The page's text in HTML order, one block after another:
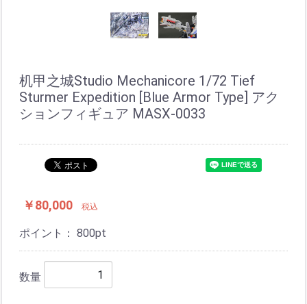
机甲之城Studio Mechanicore 1/72 Tief
Sturmer Expedition [Blue Armor Type] アク
ションフィギュア MASX-0033
￥80,000 税込
ポイント： 800pt
数量